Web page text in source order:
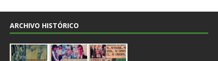
ARCHIVO HISTÓRICO